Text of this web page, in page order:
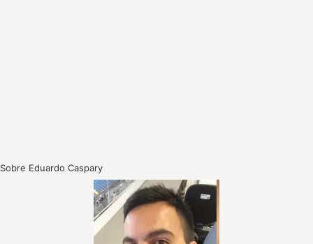
Sobre Eduardo Caspary